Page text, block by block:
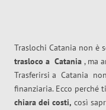
Traslochi Catania non è
trasloco a Catania , ma
Trasferirsi a Catania
finanziaria. Ecco perché
chiara dei costi, così